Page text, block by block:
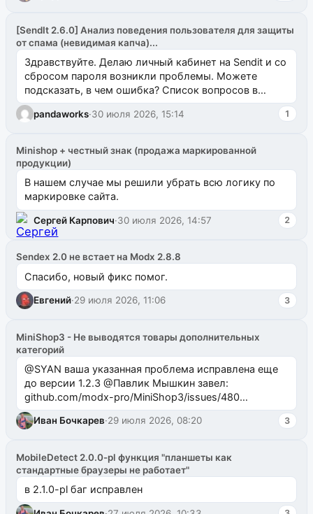
[SendIt 2.6.0] Анализ поведения пользователя для защиты
от спама (невидимая капча)...
Здравствуйте. Делаю личный кабинет на Sendit и со
сбросом пароля возникли проблемы. Можете
подсказать, в чем ошибка? Список вопросов в
одноименном разделе на modx.pro пока пуст, и,...
pandaworks·30 июля 2026, 15:14 1
Minishop + честный знак (продажа маркированной
продукции)
В нашем случае мы решили убрать всю логику по
маркировке сайта.
Сергей Карпович·30 июля 2026, 14:57 2
Sendex 2.0 не встает на Modx 2.8.8
Спасибо, новый фикс помог.
Евгений·29 июля 2026, 11:06 3
MiniShop3 - Не выводятся товары дополнительных
категорий
@SYAN ваша указанная проблема исправлена еще
до версии 1.2.3 @Павлик Мышкин завел:
github.com/modx-pro/MiniShop3/issues/480
github.com/modx-pro/MiniShop3/issues/481Исправим
в б...
Иван Бочкарев·29 июля 2026, 08:20 3
MobileDetect 2.0.0-pl функция "планшеты как
стандартные браузеры не работает"
в 2.1.0-pl баг исправлен